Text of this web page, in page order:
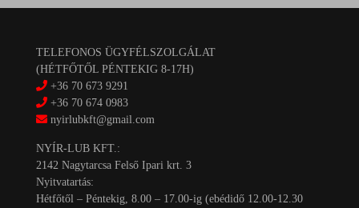
TELEFONOS ÜGYFÉLSZOLGÁLAT
(HÉTFŐTŐL PÉNTEKIG 8-17H)
+36 70 673 9291
+36 70 674 0983
nyirlubkft@gmail.com
NYÍR-LUB KFT.:
2142 Nagytarcsa Felső Ipari krt. 3
Nyitvatartás:
Hétfőtől – Péntekig, 8.00 – 17.00-ig (ebédidő 12.00-12.30